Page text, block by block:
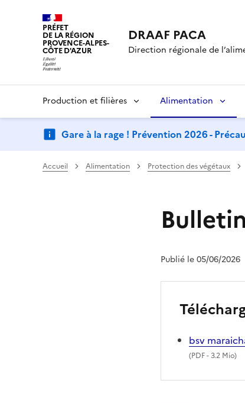
PRÉFET
DE LA RÉGION
PROVENCE-ALPES-
CÔTE D'AZUR
DRAAF PACA
Direction régionale de
Production et filières Alimentation
Gare à la rage ! Prévention 2026 -
Accueil Alimentation Protection des végétaux
Publié le 05/06/2026
bsv
(PDF- 3.2 Mio)